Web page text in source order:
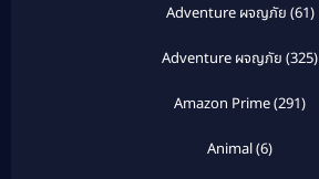
Adventure ผจญภัย (61)
Adventure ผจญภัย (325)
Amazon Prime(291)
Animal(6)